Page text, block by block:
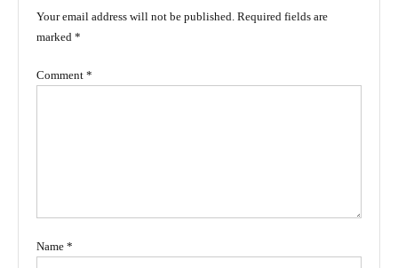
Your email address will not be published. Required fields are
marked *
Comment *
Name *